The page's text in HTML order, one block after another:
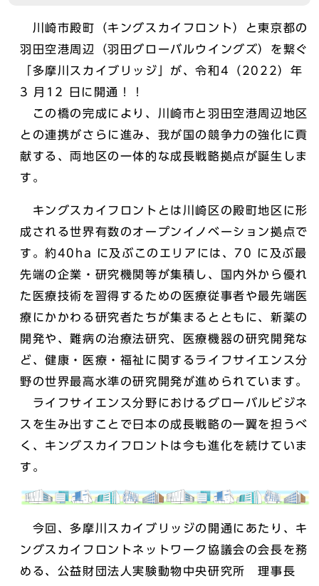
川崎市殿町（キングスカイフロント）と東京都の
羽田空港周辺（羽田グローバルウイングズ）を繋ぐ
「多摩川スカイブリッジ」が、令和4（2022）年
3 月12 日に開通！！
この橋の完成により、川崎市と羽田空港周辺地区
との連携がさらに進み、我が国の競争力の強化に貢
献する、両地区の一体的な成長戦略拠点が誕生しま
す。
キングスカイフロントとは川崎区の殿町地区に形
成される世界有数のオープンイノベーション拠点で
す。約40ha に及ぶこのエリアには、70 に及ぶ最
先端の企業・研究機関等が集積し、国内外から優れ
た医療技術を習得するための医療従事者や最先端医
療にかかわる研究者たちが集まるとともに、新薬の
開発や、難病の治療法研究、医療機器の研究開発な
ど、健康・医療・福祉に関するライフサイエンス分
野の世界最高水準の研究開発が進められています。
ライフサイエンス分野におけるグローバルビジネ
スを生み出すことで日本の成長戦略の一翼を担うべ
く、キングスカイフロントは今も進化を続けていま
す。
今回、多摩川スカイブリッジの開通にあたり、キ
ングスカイフロントネットワーク協議会の会長を務
める、公益財団法人実験動物中央研究所 理事長